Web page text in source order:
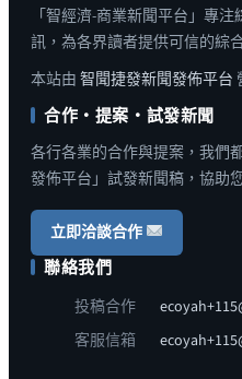
「智經濟-商業新聞平台」專
訊，為各界讀者提供可信的綜
本站由 智聞捷發新聞發佈平台
合作・提案・試發新聞
各行各業的合作與提案，我們
發佈平台」試發新聞稿，協助
立即洽談合作
聯絡我們
投稿合作
客服信箱